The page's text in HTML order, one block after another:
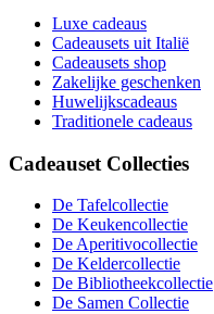
Luxe cadeaus
Cadeausets uit Italië
Cadeausets shop
Zakelijke geschenken
Huwelijkscadeaus
Traditionele cadeaus
Cadeauset Collecties
De Tafelcollectie
De Keukencollectie
De Aperitivocollectie
De Keldercollectie
De Bibliotheekcollectie
De Samen Collectie